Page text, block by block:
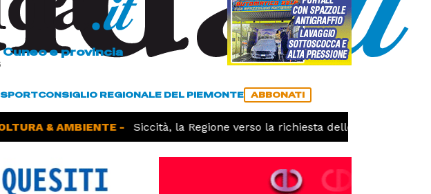
e provincia
SPORTCONSIGLIO REGIONALE DEL PIEMONTE ABBONATI
& AMBIENTE - Siccità, la Regione verso la richiesta dello stato di calamità